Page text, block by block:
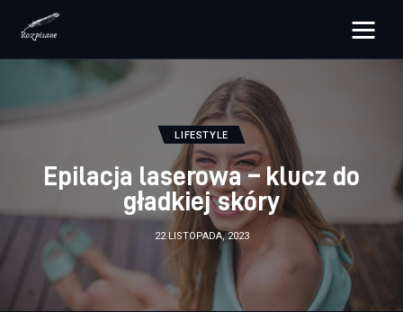
rozpisane.pl
Zdrowie
Dom i ogród
Więcej
LIFESTYLE
Epilacja laserowa – klucz do
gładkiej skóry
22 LISTOPADA, 2023